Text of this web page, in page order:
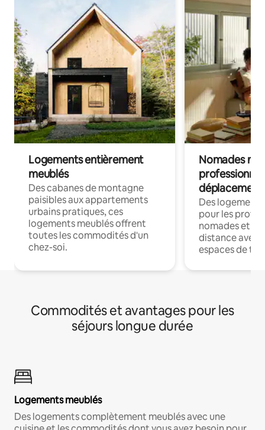
Logements entièrement
meublés
Des cabanes de montagne
paisibles aux appartements
urbains pratiques, ces
logements meublés offrent
toutes les commodités d'un
chez-soi.
Nomades
déplacement
Des
pour les
nomades et
distance avec
espaces de
Commodités et avantages pour les
séjours longue durée
Logements meublés
Des logements complètement meublés avec une